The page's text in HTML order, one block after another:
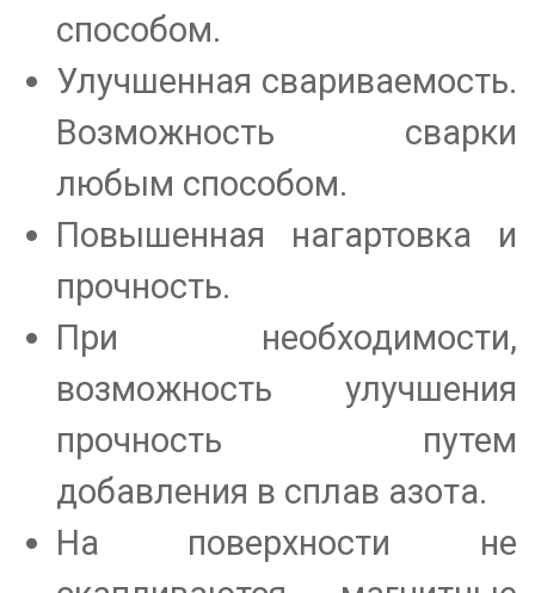
способом.
Улучшенная свариваемость.
Возможность сварки
любым способом.
Повышенная нагартовка и
прочность.
При необходимости,
возможность улучшения
прочность путем
добавления в сплав азота.
На поверхности не